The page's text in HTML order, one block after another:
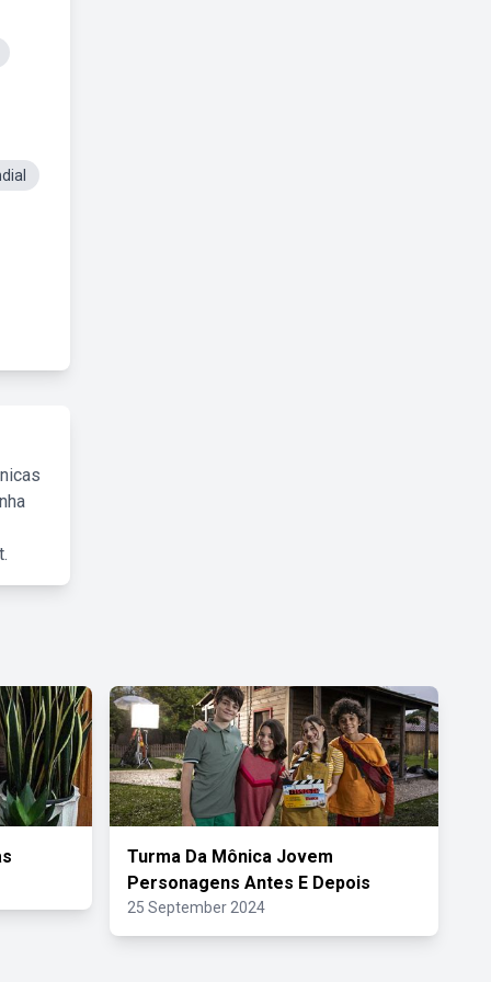
Turma Da Mônica Jovem
Personagens Antes E Depois
25 September 2024